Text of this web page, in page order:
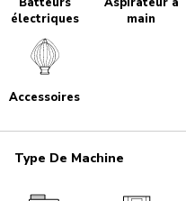
électriques
main
Accessoires
Type De Machine